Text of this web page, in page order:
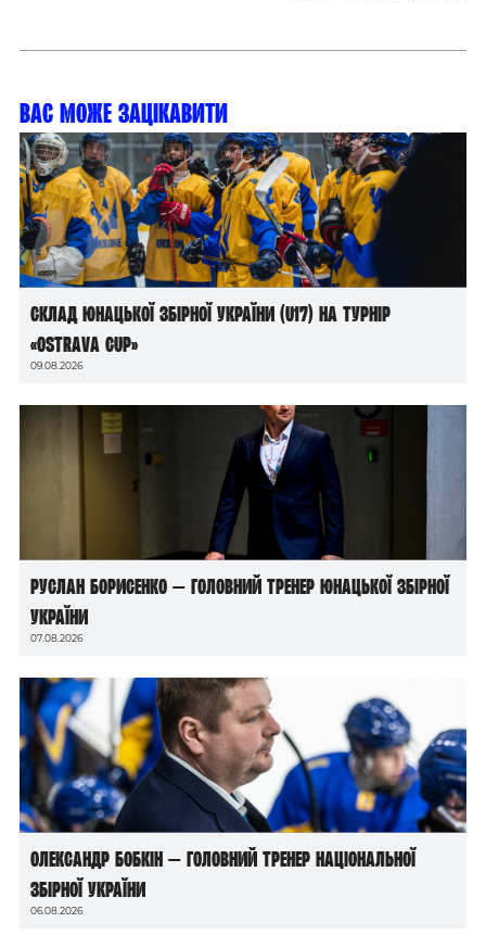
Вас може зацікавити
Склад юнацької збірної України (U17) на турнір
«Ostrava Cup»
09.08.2026
Руслан Борисенко — головний тренер юнацької збірної
України
07.08.2026
Олександр Бобкін — головний тренер національної
збірної України
06.08.2026